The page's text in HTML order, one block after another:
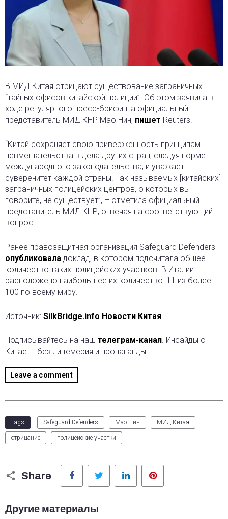
В МИД Китая отрицают существование заграничных
“тайных офисов китайской полиции”. Об этом заявила в
ходе регулярного пресс-брифинга официальный
представитель МИД КНР Мао Нин, пишет Reuters.
“Китай сохраняет свою приверженность принципам
невмешательства в дела других стран, следуя норме
международного законодательства, и уважает
суверенитет каждой страны. Так называемых [китайских]
заграничных полицейских центров, о которых вы
говорите, не существует”, – отметила официальный
представитель МИД КНР, отвечая на соответствующий
вопрос.
Ранее правозащитная организация Safeguard Defenders
опубликовала доклад, в котором подсчитала общее
количество таких полицейских участков. В Италии
расположено наибольшее их количество: 11 из более
100 по всему миру.
Источник: SilkBridge.info Новости Китая
Подписывайтесь на наш телеграм-канал. Инсайды о
Китае — без лицемерия и пропаганды.
Leave a comment
Tags Safeguard Defenders Мао Нин МИД Китая
отрицание полицейские участки
Share
Facebook Twitter LinkedIn
Другие материалы